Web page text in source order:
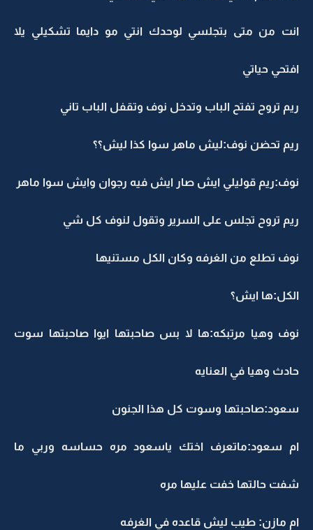
انت من متى بتجلسي لوحدك انتي مو دايما تشكيلي يلا
افتحي حياتي
ريم تروح تفتح الباب وتدخل نوف وتقفل الباب تاني
ريم تحضن نوف:ليش ماهر سوا كذا ليش؟؟
نوف:ريم قوليلي ايش صار ايش فيه رجوان وايش سوا ماهر
ريم تروح تجلس على السرير وتقول لنوف كل شي
نوف تطلع من الغرفه وكان الكل مستنيها
الكل:ها ايش؟
نوف وهيا مرتبكه:ها لا بس صاحبتها ايوا صاحبتها سوت
حادث وهيا في العنايه
سعود:صاحبتها وسوت كل هذا الجنون
ام سعود:ماتعرف اختك ياسعود مره حساسه وربي ما
شفت حالتها خفت عليها مره
ام مازن: طيب ليش قاعده في الغرفه